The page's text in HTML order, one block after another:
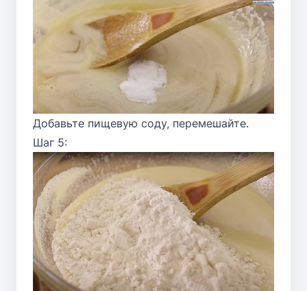
Добавьте пищевую соду, перемешайте.
Шаг 5: